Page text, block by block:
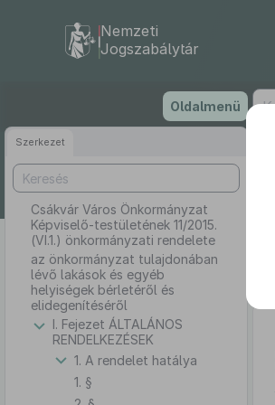
tartalomra
Nemzeti
Jogszabálytár
Oldalmenü
Szerkezet
Csákvár Város Önkormányzat
Képviselő-testületének 11/2015.
(VI.1.) önkormányzati rendelete
az önkormányzat tulajdonában
lévő lakások és egyéb
helyiségek bérletéről és
elidegenítéséről
I. Fejezet ÁLTALÁNOS
RENDELKEZÉSEK
1. A rendelet hatálya
1. §